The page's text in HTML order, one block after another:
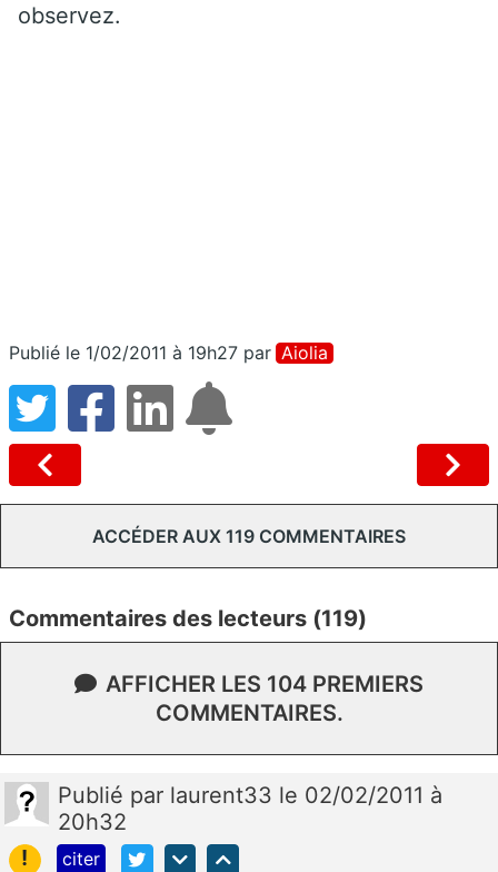
observez.
Publié le 1/02/2011 à 19h27 par Aiolia
ACCÉDER AUX 119 COMMENTAIRES
Commentaires des lecteurs (119)
AFFICHER LES 104 PREMIERS
COMMENTAIRES.
Publié par laurent33 le 02/02/2011 à
20h32
!
citer